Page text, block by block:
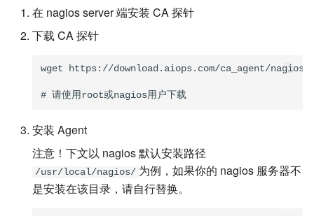
风暴预警
自定义通知模版
数据标注
自定义告警级别
JIRA配置
应用维护
查询团队用户
查询排班中值班人员信息
通过用户ID查询用户名称
添加解决方案
2022年12月
在 nagios server 端安装 CA 探针
下载 CA 探针
wget https://download.aiops.com/ca_agent/
安装 Agent
注意！下文以 nagios 默认安装路径
/usr/local/nagios/ 为例，如果你的 nagios 服务器不
是安装在该目录，请自行替换。